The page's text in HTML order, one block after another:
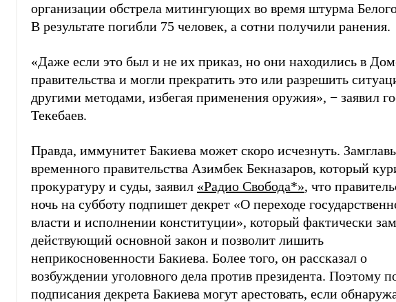
организации обстрела митингующих во время штурма
В результате погибли 75 человек, а сотни получили ранения.
«Даже если это был и не их приказ, но они находились в
правительства и могли прекратить это или разрешить
другими методами, избегая применения оружия», − заявил
Текебаев.
Правда, иммунитет Бакиева может скоро исчезнуть.
временного правительства Азимбек Бекназаров, который
прокуратуру и суды, заявил «Радио Свобода*», что
ночь на субботу подпишет декрет «О переходе
власти и исполнении конституции», который фактически
действующий основной закон и позволит лишить
неприкосновенности Бакиева. Более того, он рассказал о
возбуждении уголовного дела против президента. Поэтому
подписания декрета Бакиева могут арестовать, если